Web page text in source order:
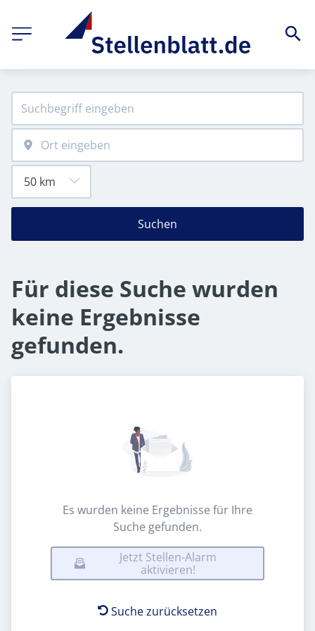
Suchen
Für diese Suche wurden
keine Ergebnisse
gefunden.
Es wurden keine Ergebnisse für Ihre
Suche gefunden.
Jetzt Stellen-Alarm
aktivieren!
Suche zurücksetzen